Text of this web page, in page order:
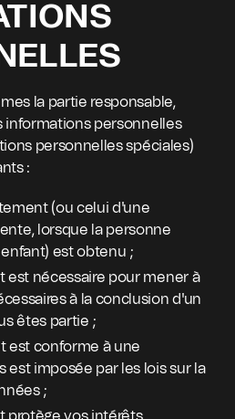
la partie responsable,
informations personnelles
personnelles spéciales)
:
(ou celui d'une
lorsque la personne
est obtenu ;
est nécessaire pour mener à
à la conclusion d'un
êtes partie ;
est conforme à une
est imposée par les lois sur la
;